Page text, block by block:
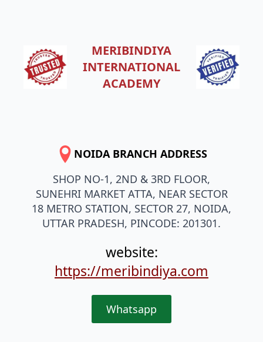
MERIBINDIYA
INTERNATIONAL
ACADEMY
NOIDA BRANCH ADDRESS
SHOP NO-1, 2ND & 3RD FLOOR,
SUNEHRI MARKET ATTA, NEAR SECTOR
18 METRO STATION, SECTOR 27, NOIDA,
UTTAR PRADESH, PINCODE: 201301.
website:
https://meribindiya.com
Whatsapp